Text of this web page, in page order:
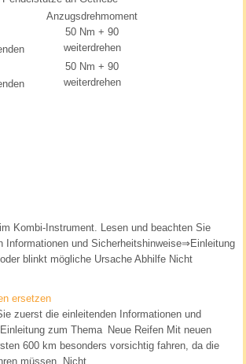
Anzugsdrehmoment
50 Nm + 90
weiterdrehen
50 Nm + 90
weiterdrehen
Kombi-Instrument. Lesen und beachten Sie
Informationen und Sicherheitshinweise⇒Einleitung
blinkt mögliche Ursache Abhilfe Nicht
ersetzen
zuerst die einleitenden Informationen und
zum Thema Neue Reifen Mit neuen
600 km besonders vorsichtig fahren, da die
müssen. Nicht ...